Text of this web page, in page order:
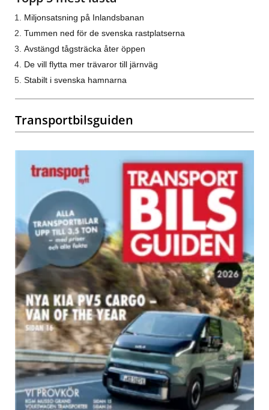
Miljonsatsning på Inlandsbanan
Tummen ned för de svenska rastplatserna
Avstängd tågsträcka åter öppen
De vill flytta mer trävaror till järnväg
Stabilt i svenska hamnarna
Transportbilsguiden